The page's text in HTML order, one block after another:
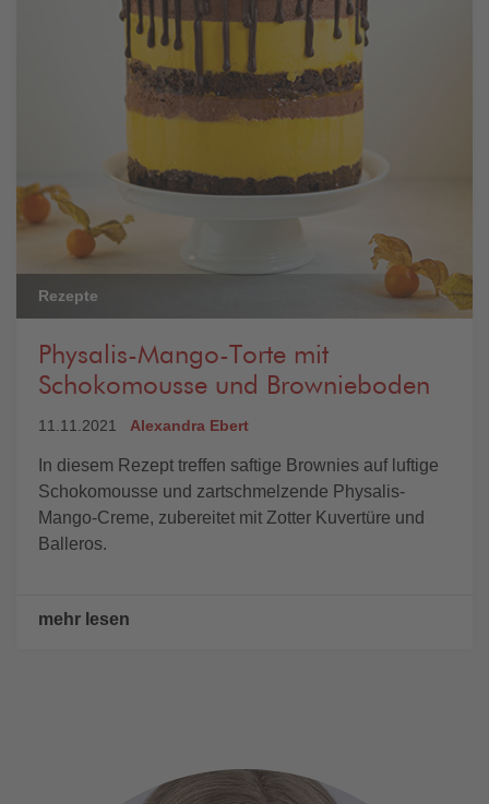
Rezepte
Physalis-Mango-Torte mit
Schokomousse und Brownieboden
11.11.2021 Alexandra Ebert
In diesem Rezept treffen saftige Brownies auf luftige
Schokomousse und zartschmelzende Physalis-
Mango-Creme, zubereitet mit Zotter Kuvertüre und
Balleros.
mehr lesen